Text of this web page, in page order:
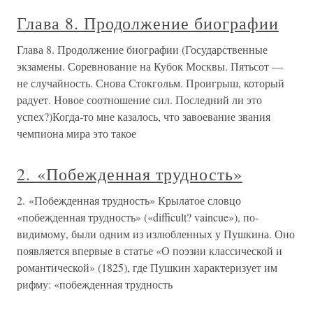
Глава 8. Продолжение биографии
Глава 8. Продолжение биографии (Государственные
экзамены. Соревнование на Кубок Москвы. Пятьсот —
не случайность. Снова Стокгольм. Проигрыш, который
радует. Новое соотношение сил. Последний ли это
успех?)Когда-то мне казалось, что завоевание звания
чемпиона мира это такое
2. «Побежденная трудность»
2. «Побежденная трудность» Крылатое словцо
«побежденная трудность» («difficult? vaincue»), по-
видимому, были одним из излюбленных у Пушкина. Оно
появляется впервые в статье «О поэзии классической и
романтической» (1825), где Пушкин характеризует им
рифму: «побежденная трудность